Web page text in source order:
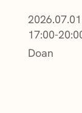
17:00-
Doan